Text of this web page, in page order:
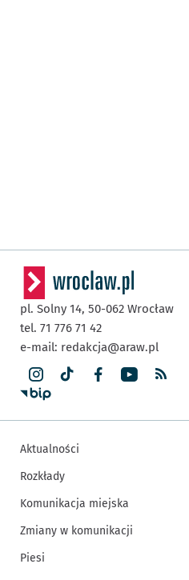
pl. Solny 14, 50-062 Wrocław
tel. 71 776 71 42
e-mail: redakcja@araw.pl
Aktualności
Rozkłady
Komunikacja miejska
Zmiany w komunikacji
Piesi